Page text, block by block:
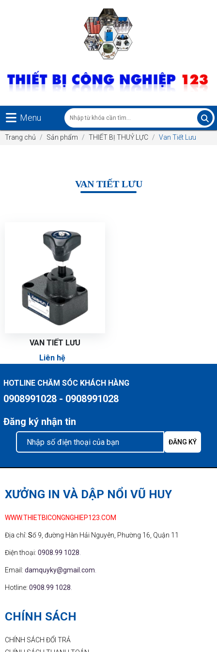
Menu
Trang chủ Sản phẩm THIẾT BỊ THUỶ LỰC Van Tiết Lưu
VAN TIẾT LƯU
VAN TIẾT LƯU
Liên hệ
HOTLINE CHĂM SÓC KHÁCH HÀNG
0908991028 - 0908991028
Đăng ký nhận tin
XƯỞNG IN VÀ DẬP NỔI VŨ HUY
WWW.THIETBICONGNGHIEP123.COM
Địa chỉ: Số 9, đường Hàn Hải Nguyên, Phường 16, Quận 11
Điện thoại: 0908.99 1028.
Email: damquyky@gmail.com.
Hotline: 0908.99 1028.
CHÍNH SÁCH
CHÍNH SÁCH ĐỔI TRẢ